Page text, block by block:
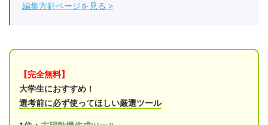
編集方針ページを見る
【完全無料】
大学生におすすめ！
選考前に必ず使ってほしい厳選ツール